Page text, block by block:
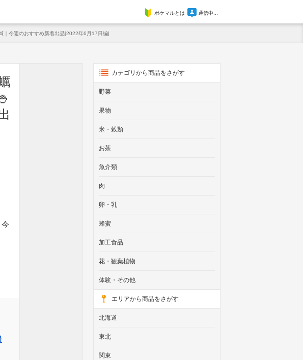
ポケマルとは 通信中...
｜今週のおすすめ新着出品[2022年6月17日編]
カテゴリから商品をさがす
野菜
果物
米・穀類
お茶
魚介類
肉
卵・乳
蜂蜜
加工食品
花・観葉植物
体験・その他
エリアから商品をさがす
北海道
東北
関東